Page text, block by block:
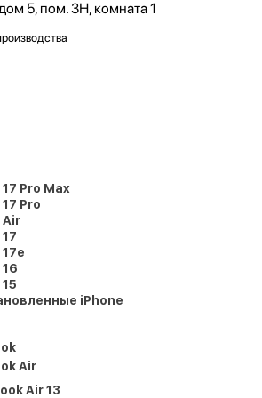
5, пом. 3Н, комната 1
Pro Max
Pro
Air
iPhone
Air
Air 13